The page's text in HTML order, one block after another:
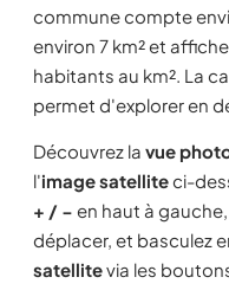
commune compte
environ 7 km² et
habitants au km². La
permet d'explorer en
Découvrez la vue
l'image satelliteci-
+ / − en haut à
déplacer, et basculez
satellitevia les